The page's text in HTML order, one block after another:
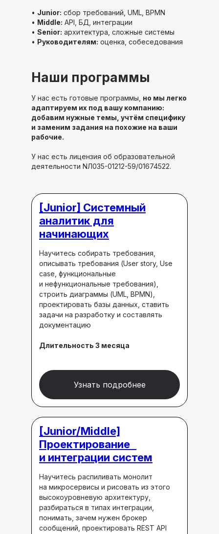
• Junior: сбор требований, UML, BPMN
• Middle: API, БД, интеграции
• Senior: архитектура, сложные системы
• Руководителям: оценка, собеседования
Наши программы
У нас есть готовые программы, но мы легко
адаптируем их под вашу компанию:
добавим нужные темы, учтём специфику
и заменим задания на похожие на ваши
рабочие.
У нас есть лицензия об образовательной
деятельности NЛ035-01212-59/01674522.
[Junior] Системный
аналитик для
начинающих
Научитесь собирать требования,
описывать требования (User story, Use
case, функциональные
и нефункциональные требования),
строить диаграммы (UML, BPMN),
проектировать базы данных, ставить
задачи на разработку и составлять
документацию
Длительность 3 месяца
Узнать подробнее
[Junior/Middle]
Проектирование
и интеграции систем
Научитесь распиливать монолит
на микросервисы и рисовать из этого
высокоуровневую архитектуру,
разбираться в типах интеграции,
понимать, зачем нужен брокер
сообщений, проектировать REST API